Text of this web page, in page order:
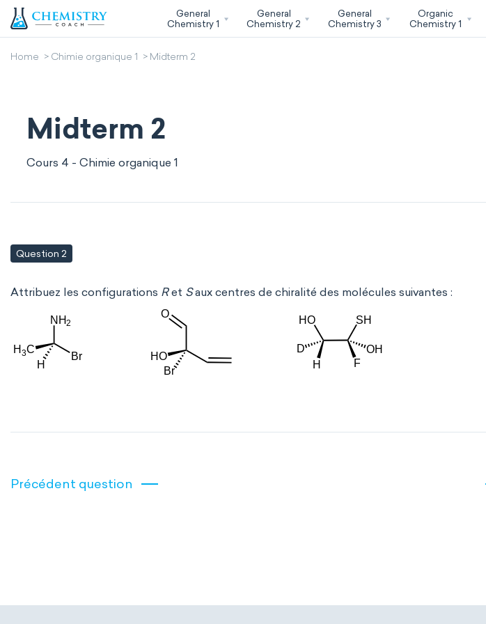
General
Chemistry 1
General
Chemistry 2
General
Chemistry 3
Organic
Chemistry 1
Home Chimie organique 1 Midterm 2
Midterm 2
Cours 4 - Chimie organique 1
Question 2
Attribuez les configurations Ret Saux centres de chiralité des molécules suivantes :
Précédent question